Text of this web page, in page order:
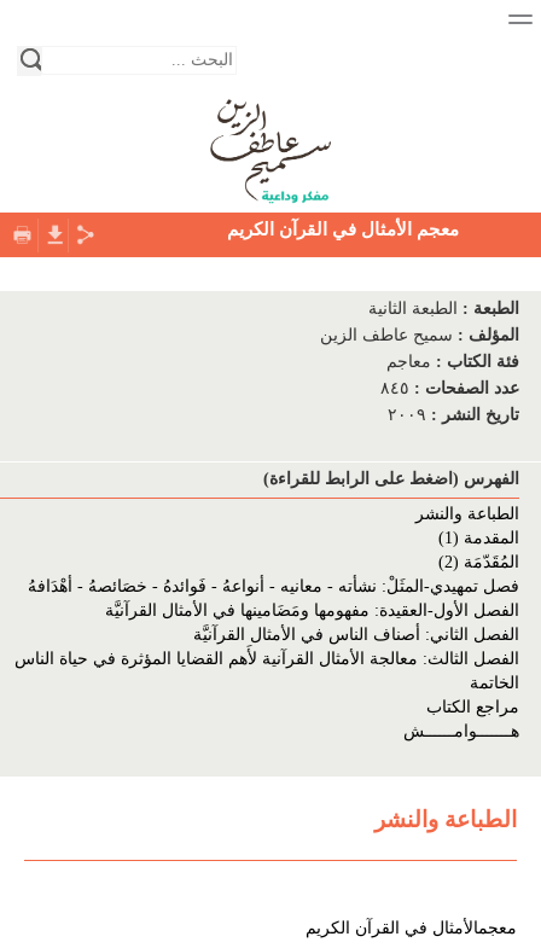
الصفحة الرئيسية
نبذة عن حياة الكاتب
المكتبة
فئات الكتب
دور النشر
التواصل معنا
معجم الأمثال في القرآن الكريم
الطبعة :
الطبعة الثانية
المؤلف : سميح عاطف الزين
فئة الكتاب : معاجم
عدد الصفحات : ٨٤٥
تاريخ النشر : ٢٠٠٩
الفهرس (اضغط على الرابط للقراءة)
الطباعة والنشر
المقدمة (1)
المُقَدّمَة (2)
فصل تمهيدي-المثَلْ: نشأته - معانيه - أنواعهُ - فَوائدهُ - خصَائصهُ - أهْدَافهُ
الفصل الأول-العقيدة: مفهومها ومَضَامينها في الأمثال القرآنيَّة
الفصل الثاني: أصناف الناس في الأمثال القرآنيَّة
الفصل الثالث: معالجة الأمثال القرآنية لأَهم القضايا المؤثرة في حياة الناس
الخاتمة
مراجع الكتاب
هـــــــوامــــــش
الطباعة والنشر
معجمالأمثال في القرآن الكريم